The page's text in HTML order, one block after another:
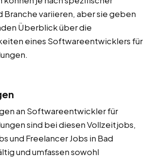
Branche variieren, aber sie geben
Überblick über die
eines Softwareentwicklers für
an Softwareentwickler für
sind bei diesen Vollzeitjobs,
und Freelancer Jobs in Bad
und umfassen sowohl